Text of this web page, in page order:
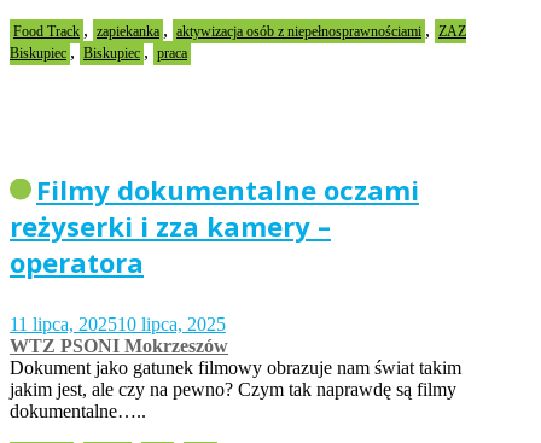
Food Track , zapiekanka , aktywizacja osób z niepełnosprawnościami ,
ZAZ
Biskupiec , Biskupiec , praca
Filmy dokumentalne oczami
reżyserki i zza kamery –
operatora
11 lipca, 202510 lipca, 2025
WTZ PSONI Mokrzeszów
Dokument jako gatunek filmowy obrazuje nam świat takim
jakim jest, ale czy na pewno? Czym tak naprawdę są filmy
dokumentalne…..